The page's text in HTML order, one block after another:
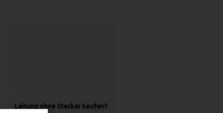
Leitung ohne Stecker kaufen?